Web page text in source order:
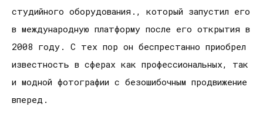
студийного оборудования., который запустил его
в международную платформу после его открытия в
2008 году. С тех пор он беспрестанно приобрел
известность в сферах как профессиональных, так
и модной фотографии с безошибочным продвижение
вперед.